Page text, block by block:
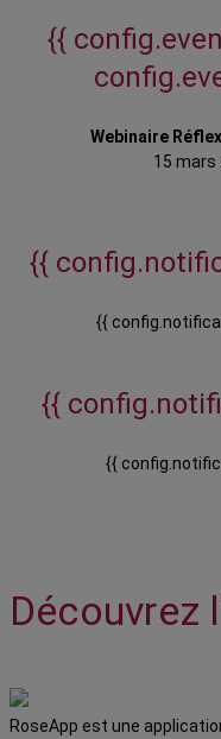
{{
Webinaire
15 mars
{{
{{
{{
{{
Découvrez
RoseApp est une